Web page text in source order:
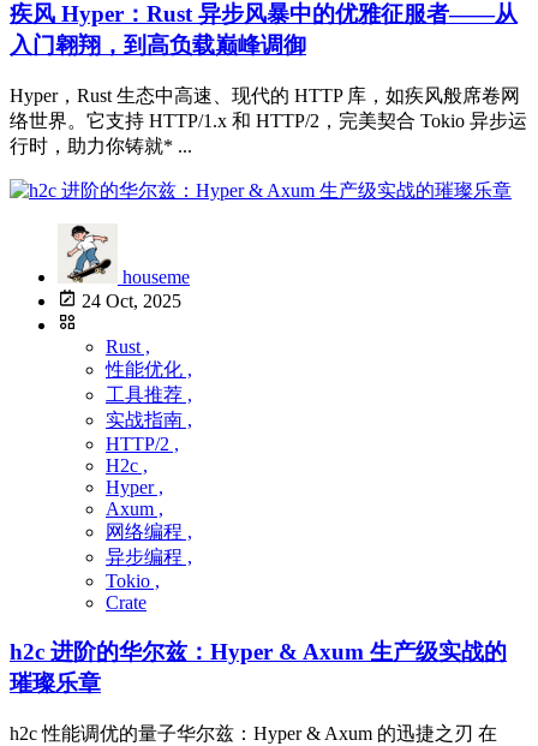
疾风 Hyper：Rust 异步风暴中的优雅征服者——从
入门翱翔，到高负载巅峰调御
Hyper，Rust 生态中高速、现代的 HTTP 库，如疾风般席卷网
络世界。它支持 HTTP/1.x 和 HTTP/2，完美契合 Tokio 异步运
行时，助力你铸就* ...
houseme
24 Oct, 2025
Rust ,
性能优化 ,
工具推荐 ,
实战指南 ,
HTTP/2 ,
H2c ,
Hyper ,
Axum ,
网络编程 ,
异步编程 ,
Tokio ,
Crate
h2c 进阶的华尔兹：Hyper & Axum 生产级实战的
璀璨乐章
h2c 性能调优的量子华尔兹：Hyper & Axum 的迅捷之刃 在